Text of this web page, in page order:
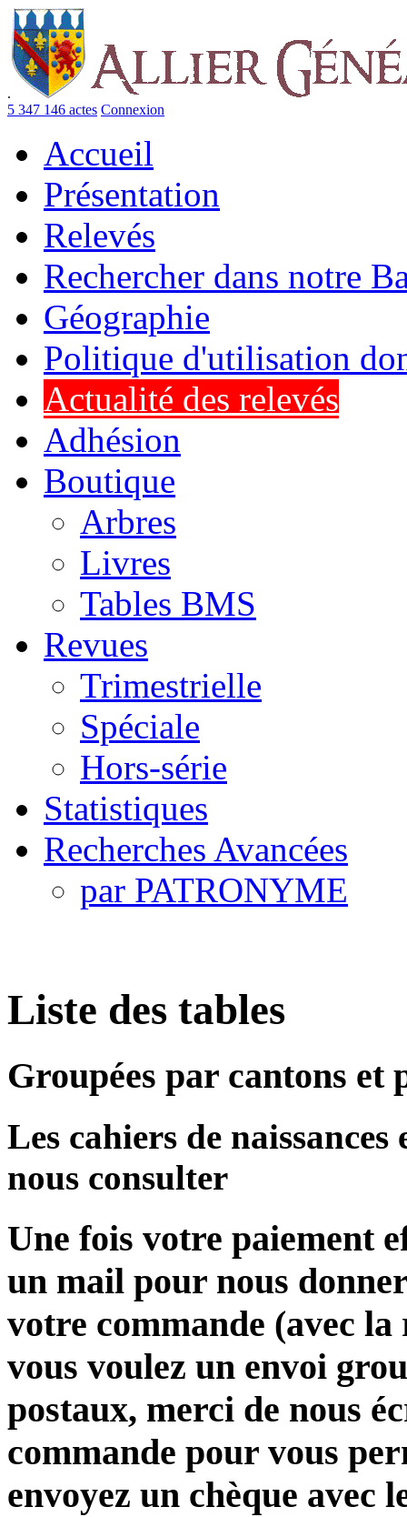
.
5 347 146 actes Connexion
Accueil
Présentation
Relevés
Rechercher dans notre
Géographie
Politique d'utilisation
Actualité des relevés
Adhésion
Boutique
Arbres
Livres
Tables BMS
Revues
Trimestrielle
Spéciale
Hors-série
Statistiques
Recherches Avancées
par PATRONYME
Liste des tables
Groupées par cantons et
Les cahiers de
nous consulter
Une fois votre paiement
un mail pour nous
votre commande (avec
vous voulez un envoi
postaux, merci de nous
commande pour vous
envoyez un chèque avec